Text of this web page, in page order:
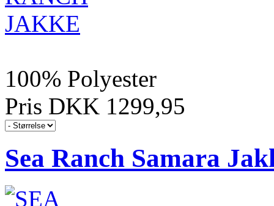
100% Polyester
Pris DKK 1299,95
Sea Ranch Samara